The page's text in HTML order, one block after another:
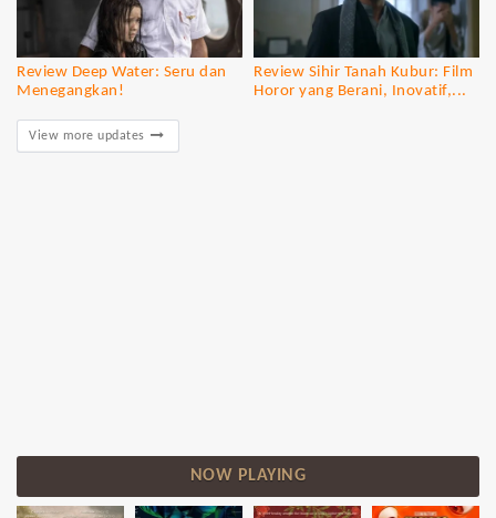
Review Deep Water: Seru dan
Menegangkan!
Review Sihir Tanah Kubur: Film
Horor yang Berani, Inovatif,...
View more updates
NOW PLAYING